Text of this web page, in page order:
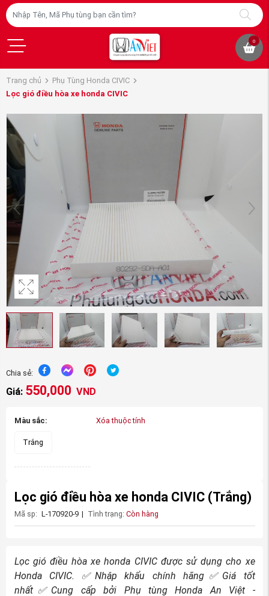
0
Trang chủ
Phụ Tùng Honda CIVIC
Lọc gió điều hòa xe honda CIVIC
Chia sẻ:
Giá: 550,000 VND
Màu sắc:
Trắng
Xóa thuộc tính
Lọc gió điều hòa xe honda CIVIC (Trắng)
Mã sp: L-170920-9 | Tình trạng: Còn hàng
Lọc gió điều hòa xe honda CIVIC được sử dụng cho xe
Honda CIVIC. ✅Nhập khẩu chính hãng✅ Giá tốt
nhất✅ Cung cấp bởi Phụ tùng Honda An Việt -